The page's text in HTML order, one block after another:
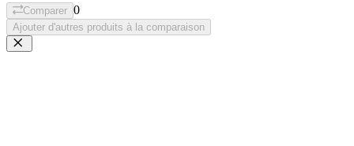
Comparer 0
Ajouter d'autres produits à la comparaison